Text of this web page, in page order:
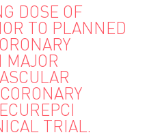
DOSE OF
TO PLANNED
MAJOR
TRIAL.